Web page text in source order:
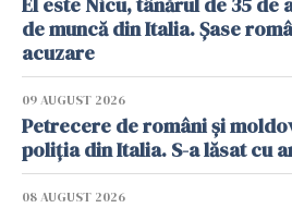
de muncă din Italia. Șase
acuzare
09 AUGUST 2026
Petrecere de români și
poliția din Italia. S-a lăsat cu
08 AUGUST 2026